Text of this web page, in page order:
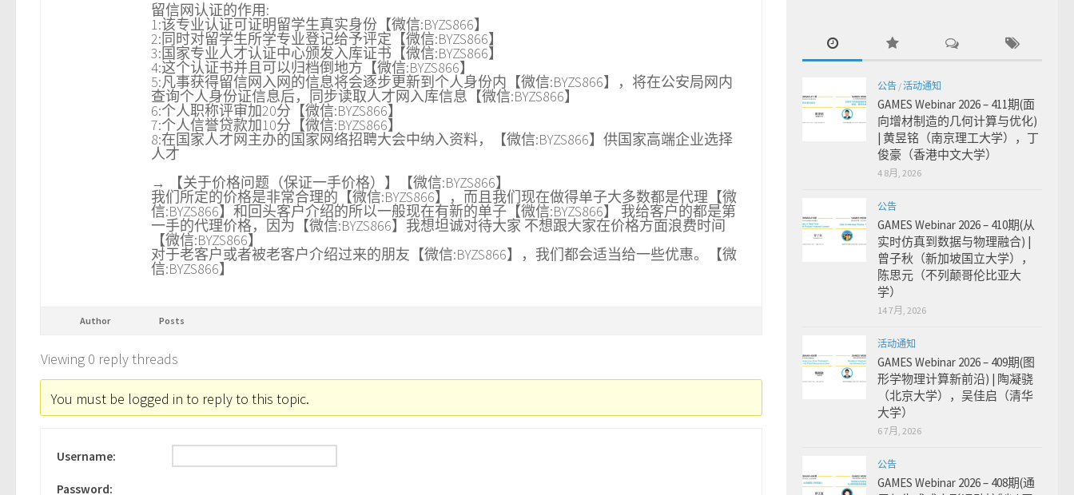
留信网认证的作用:
1:该专业认证可证明留学生真实身份【微信:BYZS866】
2:同时对留学生所学专业登记给予评定【微信:BYZS866】
3:国家专业人才认证中心颁发入库证书【微信:BYZS866】
4:这个认证书并且可以归档倒地方【微信:BYZS866】
5:凡事获得留信网入网的信息将会逐步更新到个人身份内【微信:BYZS866】，将在公安局网内
查询个人身份证信息后，同步读取人才网入库信息【微信:BYZS866】
6:个人职称评审加20分【微信:BYZS866】
7:个人信誉贷款加10分【微信:BYZS866】
8:在国家人才网主办的国家网络招聘大会中纳入资料，【微信:BYZS866】供国家高端企业选择
人才
→ 【关于价格问题（保证一手价格）】【微信:BYZS866】
我们所定的价格是非常合理的【微信:BYZS866】，而且我们现在做得单子大多数都是代理【微
信:BYZS866】和回头客户介绍的所以一般现在有新的单子【微信:BYZS866】 我给客户的都是第
一手的代理价格，因为【微信:BYZS866】我想坦诚对待大家 不想跟大家在价格方面浪费时间
【微信:BYZS866】
对于老客户或者被老客户介绍过来的朋友【微信:BYZS866】，我们都会适当给一些优惠。【微
信:BYZS866】
Author Posts
Viewing 0 reply threads
You must be logged in to reply to this topic.
Username:
Password:
公告 /活动通知
GAMES Webinar 2026 – 411期(面
向增材制造的几何计算与优化)
| 黄昱铭（南京理工大学），丁
俊豪（香港中文大学）
4 8月, 2026
公告
GAMES Webinar 2026 – 410期(从
实时仿真到数据与物理融合) |
曾子秋（新加坡国立大学），
陈思元（不列颠哥伦比亚大
学）
14 7月, 2026
活动通知
GAMES Webinar 2026 – 409期(图
形学物理计算新前沿) | 陶凝骁
（北京大学），吴佳启（清华
大学）
6 7月, 2026
公告
GAMES Webinar 2026 – 408期(通